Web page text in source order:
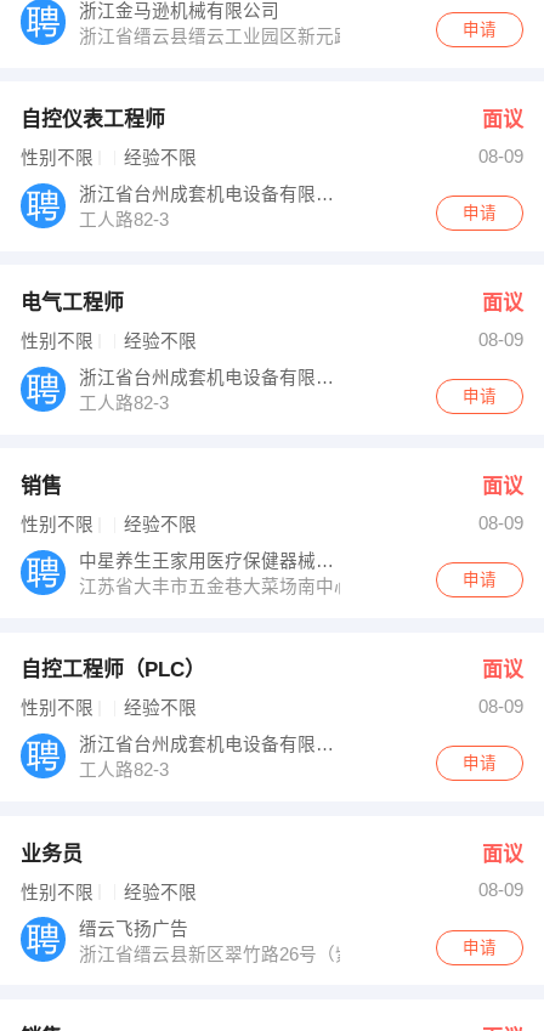
浙江金马逊机械有限公司
浙江省缙云县缙云工业园区新元路6号
申请
自控仪表工程师 面议
性别不限 经验不限
08-09
浙江省台州成套机电设备有限公司
工人路82-3
申请
电气工程师 面议
性别不限 经验不限
08-09
浙江省台州成套机电设备有限公司
工人路82-3
申请
销售 面议
性别不限 经验不限
08-09
中星养生王家用医疗保健器械连锁机构
江苏省大丰市五金巷大菜场南中心路口中星养生王总部
申请
自控工程师（PLC） 面议
性别不限 经验不限
08-09
浙江省台州成套机电设备有限公司
工人路82-3
申请
业务员 面议
性别不限 经验不限
08-09
缙云飞扬广告
浙江省缙云县新区翠竹路26号（紫薇小学对面）申请